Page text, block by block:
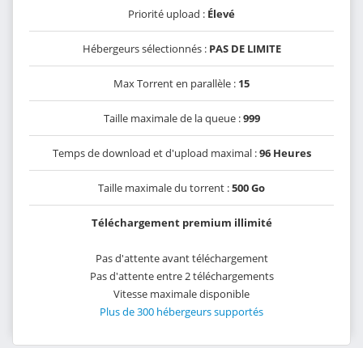
Priorité upload : Élevé
Hébergeurs sélectionnés : PAS DE LIMITE
Max Torrent en parallèle : 15
Taille maximale de la queue :999
Temps de download et d'upload maximal :96 Heures
Taille maximale du torrent :500 Go
Téléchargement premium illimité
Pas d'attente avant téléchargement
Pas d'attente entre 2 téléchargements
Vitesse maximale disponible
Plus de 300 hébergeurs supportés